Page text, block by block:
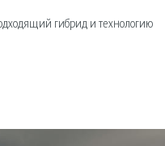
гибрид и технологию